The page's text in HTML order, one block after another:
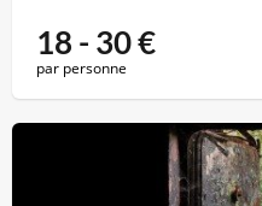
18 - 30€
par personne